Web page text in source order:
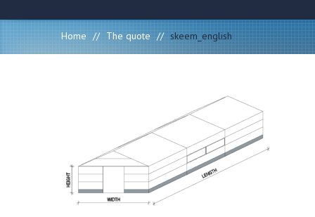
Home // The quote // skeem_english